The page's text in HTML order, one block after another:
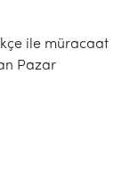
ile müracaat
Pazar